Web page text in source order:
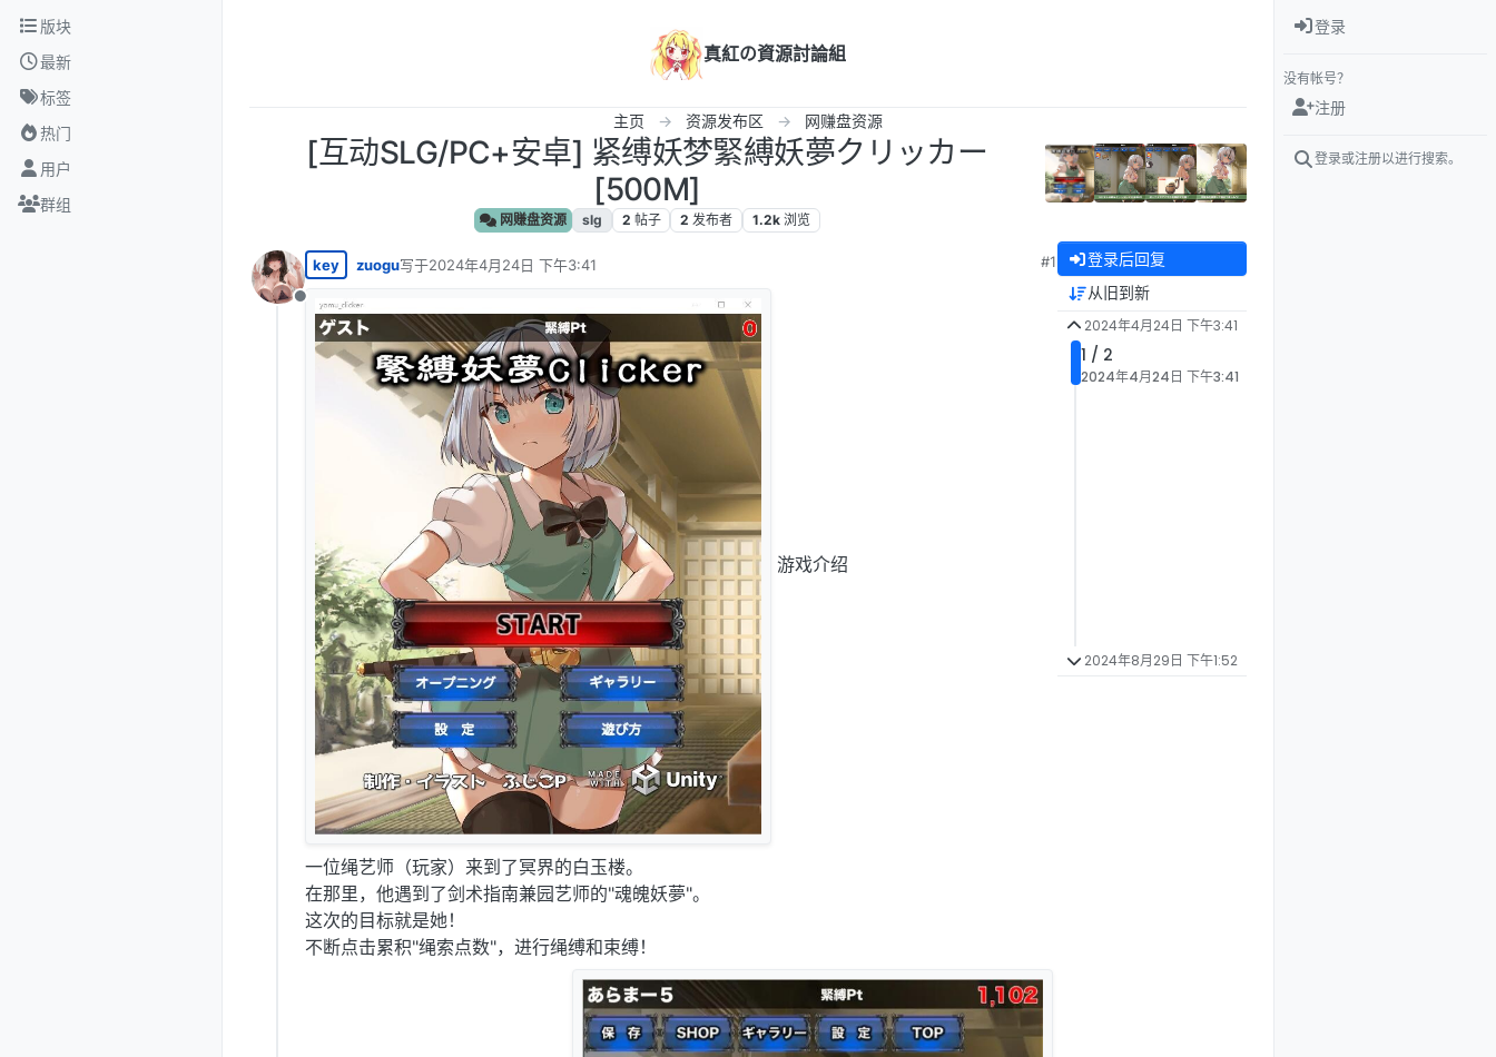
跳转至内容
版块
最新
标签
热门
用户
群组
真紅の資源討論組
主页 资源发布区 网赚盘资源
[互动SLG/PC+安卓] 紧缚妖梦緊縛妖夢クリッカー
[500M]
网赚盘资源 slg 2 帖子 2 发布者 1.2k 浏览
离线
key zuogu写于2024年4月24日 下午3:41
最后由 编辑
#1
游戏介绍
一位绳艺师（玩家）来到了冥界的白玉楼。
在那里，他遇到了剑术指南兼园艺师的"魂魄妖夢"。
这次的目标就是她！
不断点击累积"绳索点数"，进行绳缚和束缚！
登录后回复
从旧到新
2024年4月24日 下午3:41
1 / 2
2024年4月24日 下午3:41
2024年8月29日 下午1:52
登录
没有帐号？
注册
登录或注册以进行搜索。